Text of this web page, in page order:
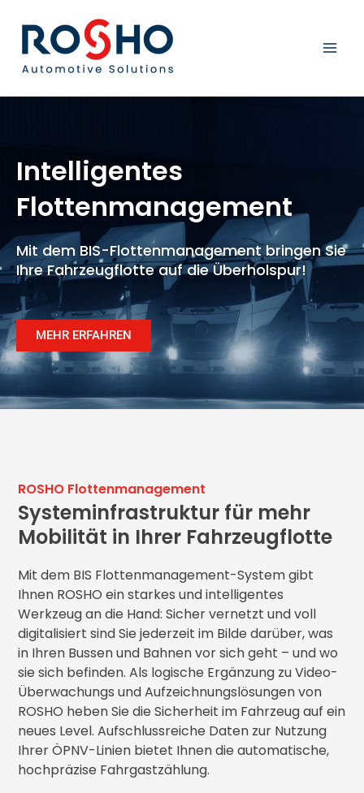
Inhalt
springen
Intelligentes
Flotten­management
Mit dem BIS-Flottenmanagement bringen Sie
Ihre Fahrzeugflotte auf die Überholspur!
MEHR ERFAHREN
ROSHO Flottenmanagement
Systeminfrastruktur für mehr
Mobilität in Ihrer Fahrzeugflotte
Mit dem BIS Flottenmanagement-System gibt
Ihnen ROSHO ein starkes und intelligentes
Werkzeug an die Hand: Sicher vernetzt und voll
digitalisiert sind Sie jederzeit im Bilde darüber, was
in Ihren Bussen und Bahnen vor sich geht – und wo
sie sich befinden. Als logische Ergänzung zu Video-
Überwachungs und Aufzeichnungslösungen von
ROSHO heben Sie die Sicherheit im Fahrzeug auf ein
neues Level. Aufschlussreiche Daten zur Nutzung
Ihrer ÖPNV-Linien bietet Ihnen die automatische,
hochpräzise Fahrgastzählung.